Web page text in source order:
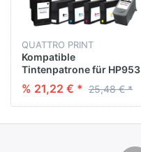
QUATTRO PRINT
Kompatible
Tintenpatrone für HP953
XL cyan 1600 P
% 21,22 € * 25,48 € *